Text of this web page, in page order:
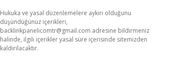
Hukuka ve yasal düzenlemelere aykırı olduğunu
düşündüğünüz içerikleri,
backlinkpanelicomtr@gmail.com adresine bildirmeniz
halinde, ilgili içerikler yasal süre içerisinde sitemizden
kaldırılacaktır.